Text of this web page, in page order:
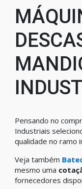
Pensando no
Industriais
qualidade no ramo
Veja também
mesmo uma
fornecedores